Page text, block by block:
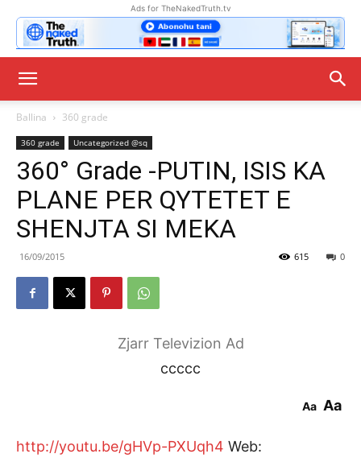
Ads for TheNakedTruth.tv
Ballina 360 grade
360 grade Uncategorized @sq
360° Grade -PUTIN, ISIS KA
PLANE PER QYTETET E
SHENJTA SI MEKA
16/09/2015 0
615
Zjarr Televizion Ad
ccccc
Aa Aa
http://youtu.be/gHVp-PXUqh4 Web: